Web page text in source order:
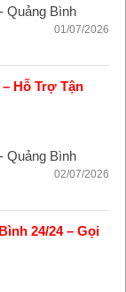
Quảng Bình
01/07/2026
Hỗ Trợ Tận
Quảng Bình
02/07/2026
24/24 – Gọi